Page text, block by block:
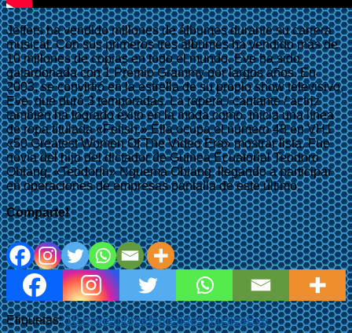
Jeffers ha vendido millones de álbumes durante su carrera
musical. Con sus primeros tres álbumes ha vendido más de
10 millones de copias en todo el mundo. Eve ha sido
galardonada con 1 Premio Grammy por largos años. En
2003, se convirtió en la estrella de su propio show televisivo,
Eve, que duró 3 temporadas. La rapera / cantante / actriz
también ha logrado éxito en la moda como, inicia una línea
de ropa titulada «Fetish.» Ella ocupa el número 48 en VH1
«50 Greatest Women Of The Video Era» mostrar lista. Fue
novia del hijo del dictador de Guinea Ecuatorial Teodoro
Obiang, «Teodorín» Nguema Obiang, llegando a participar
en operaciones de empresas pantalla de este último.
Comparte!
Etiquetas:10 noviembreefemérides músicaEve